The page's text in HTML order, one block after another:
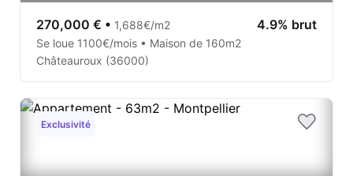
270,000 € • 1,688€/m2 4.9% brut
Se loue 1100€/mois • Maison de 160m2
Châteauroux (36000)
Exclusivité